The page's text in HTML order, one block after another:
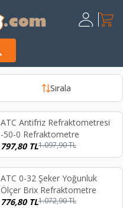
Üye
Kayıt Ol
Sepet
Sırala
%27
ATC Antifriz Refraktometresi
-50-0 Refraktometre
797,80TL1.097,90TL
%28
ATC 0-32 Şeker Yoğunluk
Ölçer Brix Refraktometre
776,80TL1.072,90TL